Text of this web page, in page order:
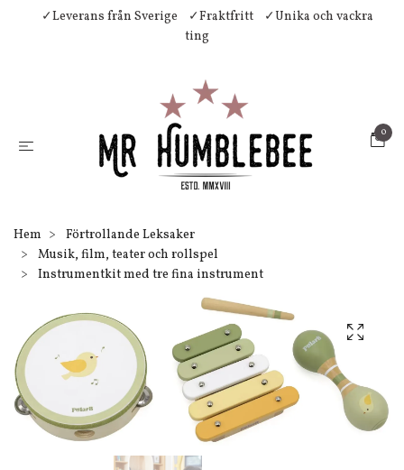
✓Leverans från Sverige ✓Fraktfritt
✓Unika och vackra
ting
0
Hem
Förtrollande Leksaker
Musik, film, teater och rollspel
Instrumentkit med tre fina instrument